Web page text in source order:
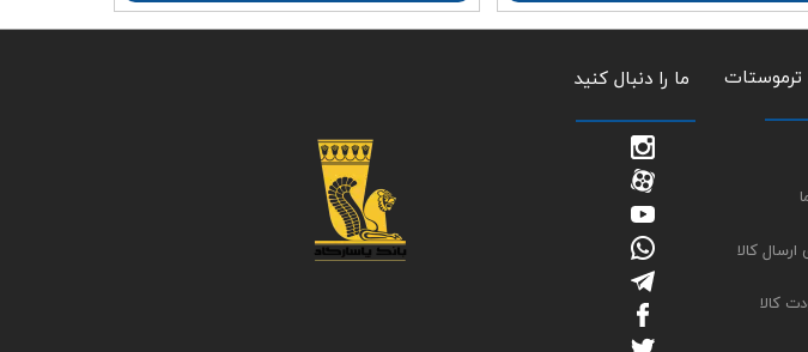
ترموستات
کالا
کالا
​​​​​​ما را دنبال کنید